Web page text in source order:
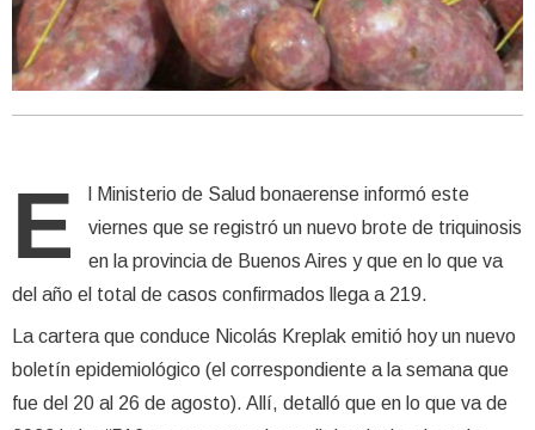
E
l Ministerio de Salud bonaerense informó este
viernes que se registró un nuevo brote de triquinosis
en la provincia de Buenos Aires y que en lo que va
del año el total de casos confirmados llega a 219.
La cartera que conduce Nicolás Kreplak emitió hoy un nuevo
boletín epidemiológico (el correspondiente a la semana que
fue del 20 al 26 de agosto). Allí, detalló que en lo que va de